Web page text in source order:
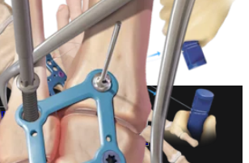
ajudar?
e oportunidades educacionais
O que há de novo na Arthrex?